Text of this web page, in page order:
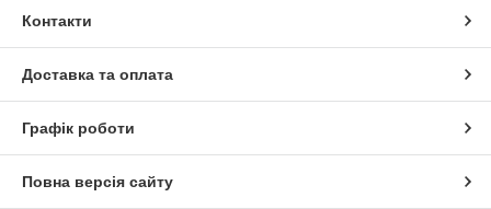
Контакти
Доставка та оплата
Графік роботи
Повна версія сайту